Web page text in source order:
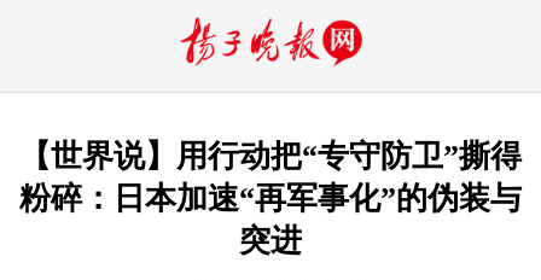
【世界说】用行动把“专守防卫”撕得
粉碎：日本加速“再军事化”的伪装与
突进